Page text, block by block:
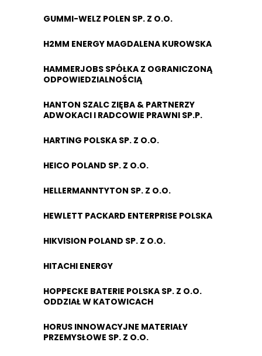
GUMMI-WELZ POLEN SP. Z O.O.
H2MM ENERGY MAGDALENA KUROWSKA
HAMMERJOBS SPÓŁKA Z OGRANICZONĄ
ODPOWIEDZIALNOŚCIĄ
HANTON SZALC ZIĘBA & PARTNERZY
ADWOKACI I RADCOWIE PRAWNI SP.P.
HARTING POLSKA SP. Z O.O.
HEICO POLAND SP. Z O.O.
HELLERMANNTYTON SP. Z O.O.
HEWLETT PACKARD ENTERPRISE POLSKA
HIKVISION POLAND SP. Z O.O.
HITACHI ENERGY
HOPPECKE BATERIE POLSKA SP. Z O.O.
ODDZIAŁ W KATOWICACH
HORUS INNOWACYJNE MATERIAŁY
PRZEMYSŁOWE SP. Z O.O.